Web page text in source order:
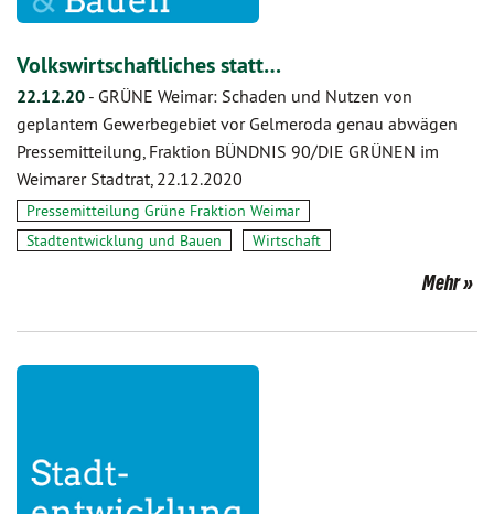
Volkswirtschaftliches statt…
22.12.20 - GRÜNE Weimar: Schaden und Nutzen von
geplantem Gewerbegebiet vor Gelmeroda genau abwägen
Pressemitteilung, Fraktion BÜNDNIS 90/DIE GRÜNEN im
Weimarer Stadtrat, 22.12.2020
Pressemitteilung Grüne Fraktion Weimar
Stadtentwicklung und Bauen
Wirtschaft
Mehr